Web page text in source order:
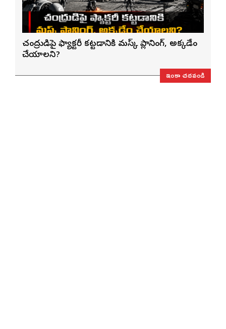
చంద్రుడిపై ఫ్యాక్టరీ కట్టడానికి మస్క్ ప్లానింగ్, అక్కడేం
చేయాలని?
ఇంకా చదవండి